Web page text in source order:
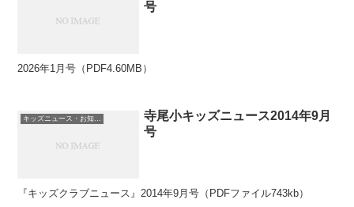
号
2026年1月号（PDF4.60MB）
寺尾小キッズニュース2014年9月
号
『キッズクラブニュース』2014年9月号（PDFファイル743kb）